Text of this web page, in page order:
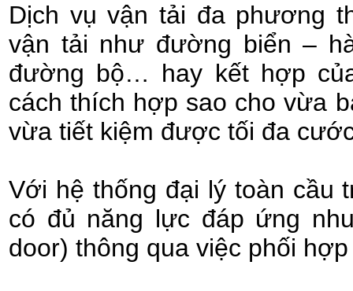
Dịch vụ vận tải đa phương
vận tải như đường biển –
đường bộ… hay kết hợp
cách thích hợp sao cho vừa
vừa tiết kiệm được tối đa
Với hệ thống đại lý toàn cầu
có đủ năng lực đáp ứng
door) thông qua việc phối